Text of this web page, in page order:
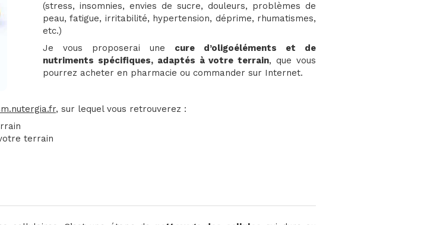
(stress, insomnies, envies de sucre, douleurs, problèmes de
peau, fatigue, irritabilité, hypertension, déprime, rhumatismes,
etc.)
Je vous proposerai une cure d’oligoéléments et de
nutriments spécifiques, adaptés à votre terrain, que vous
pourrez acheter en pharmacie ou commander sur Internet.
, sur lequel vous retrouverez :
terrain